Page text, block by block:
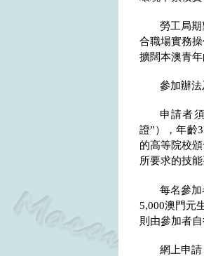
勞工局
合職場實務
擴闊本澳青
參加辦
申請者
證”），年齡
的高等院校
所要求的技
每名參
5,000澳門元
則由參加者自
網上申